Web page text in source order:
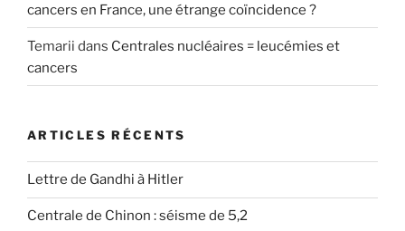
cancers en France, une étrange coïncidence ?
Temarii dans Centrales nucléaires = leucémies et
cancers
ARTICLES RÉCENTS
Lettre de Gandhi à Hitler
Centrale de Chinon : séisme de 5,2